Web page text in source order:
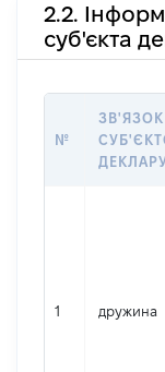
2.2.
суб'єкта
№
ЗВ'ЯЗОК
1 дружина